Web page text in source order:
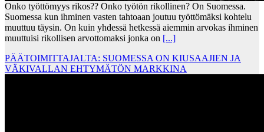
Onko työttömyys rikos?? Onko työtön rikollinen? On Suomessa.
Suomessa kun ihminen vasten tahtoaan joutuu työttömäksi kohtelu
muuttuu täysin. On kuin yhdessä hetkessä aiemmin arvokas ihminen
muuttuisi rikollisen arvottomaksi jonka on [...]
PÄÄTOIMITTAJALTA: SUOMESSA ON KIUSAAJIEN JA
VÄKIVALLAN EHTYMÄTÖN MARKKINA